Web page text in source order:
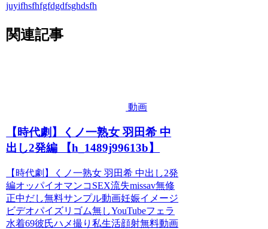
juyifhsfhfgfdgdfsghdsfh
関連記事
動画
【時代劇】くノ一熟女 羽田希 中
出し2発編 【h_1489j99613b】
【時代劇】くノ一熟女 羽田希 中出し2発
編オッパイオマンコSEX流失missav無修
正中だし無料サンプル動画妊娠イメージ
ビデオパイズリゴム無しYouTubeフェラ
水着69彼氏ハメ撮り私生活顔射無料動画